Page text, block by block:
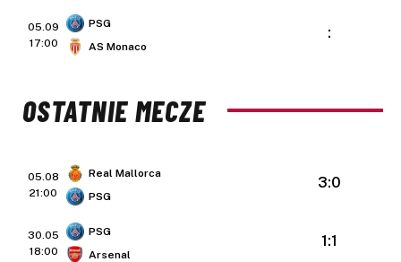
05.09
17:00
PSG
AS Monaco
:
OSTATNIE MECZE
05.08
21:00
Real Mallorca
PSG
3:0
30.05
18:00
PSG
Arsenal
1:1